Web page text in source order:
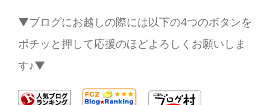
▼ブログにお越しの際には以下の4つのボタンを
ポチッと押して応援のほどよろしくお願いしま
す♪▼